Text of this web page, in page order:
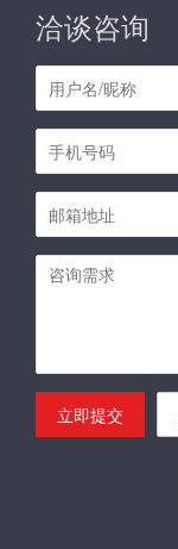
语
言
洽谈咨询
立即提交